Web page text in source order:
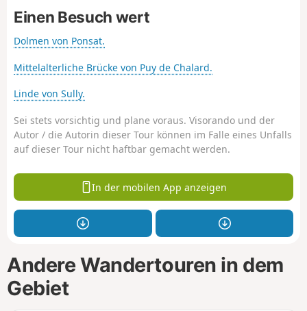
Einen Besuch wert
Dolmen von Ponsat.
Mittelalterliche Brücke von Puy de Chalard.
Linde von Sully.
Sei stets vorsichtig und plane voraus. Visorando und der
Autor / die Autorin dieser Tour können im Falle eines Unfalls
auf dieser Tour nicht haftbar gemacht werden.
In der mobilen App anzeigen
Andere Wandertouren in dem
Gebiet